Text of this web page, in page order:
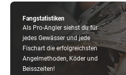
Fangstatistiken
Als Pro-Angler siehst du für
jedes Gewässer und jede
Fischart die erfolgreichsten
Angelmethoden, Köder und
Beisszeiten!